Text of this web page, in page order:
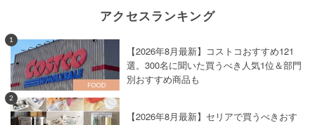
アクセスランキング
1
【2026年8月最新】コストコおすすめ121
選。300名に聞いた買うべき人気1位＆部門
別おすすめ商品も
2
【2026年8月最新】セリアで買うべきおす